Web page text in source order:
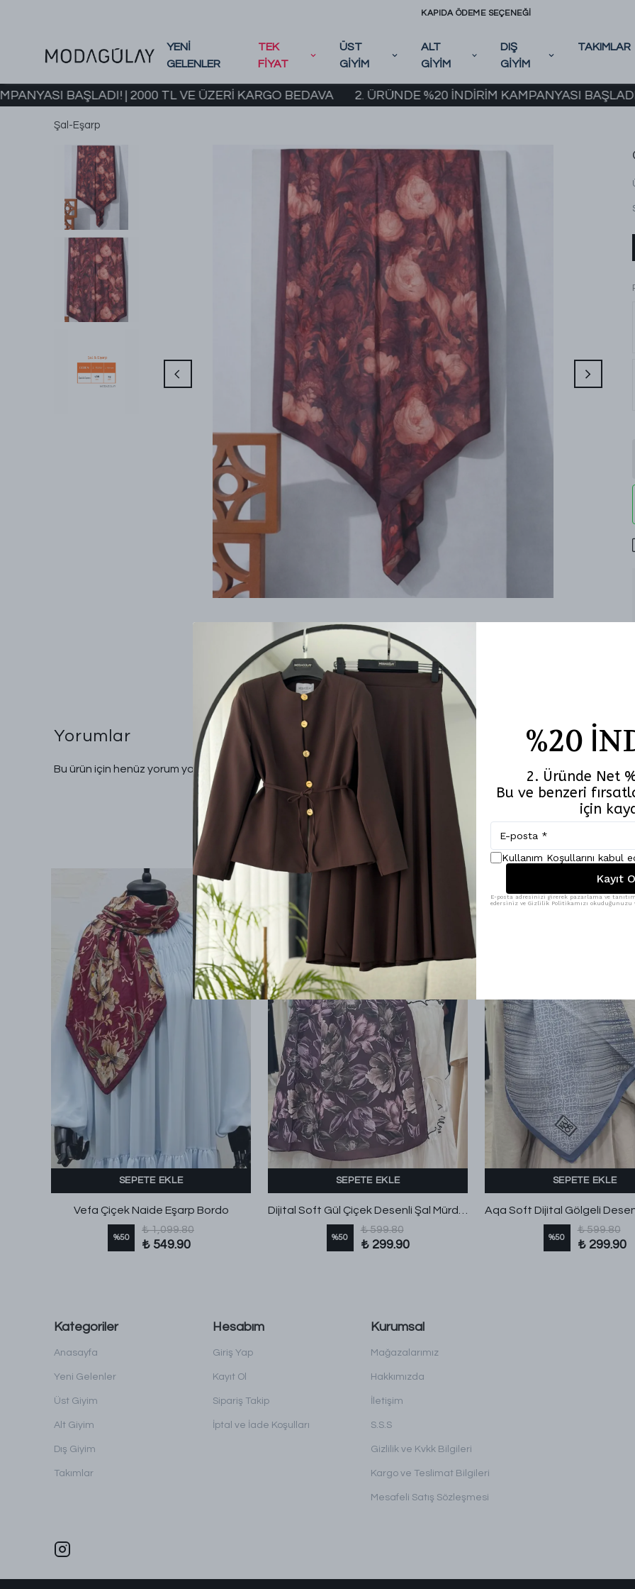
KAPIDA ÖDEME SEÇENEĞİ
YENİ
GELENLER
TEK
FİYAT
ÜST
GİYİM
ALT
GİYİM
DIŞ
GİYİM
TAKIMLAR
BAŞLADI! | 2000 TL VE ÜZERİ KARGO BEDAVA 2. ÜRÜNDE %20 İNDİRİM KAMPANYASI BAŞLADI! | 2000
Şal-Eşarp
Yorumlar
Bu ürün için henüz yorum yapılmamış.
Benzer Ürünler
SEPETE EKLE
Vefa Çiçek Naide Eşarp Bordo
%50
₺ 1,099.80
₺ 549.90
SEPETE EKLE
Dijital Soft Gül Çiçek Desenli Şal Mürdüm
%50
₺ 599.80
₺ 299.90
SEPETE EKLE
%50
₺ 599.80
₺ 299.90
Kategoriler
Anasayfa
Yeni Gelenler
Üst Giyim
Alt Giyim
Dış Giyim
Takımlar
Hesabım
Giriş Yap
Kayıt Ol
Sipariş Takip
İptal ve İade Koşulları
Kurumsal
Mağazalarımız
Hakkımızda
İletişim
S.S.S
Gizlilik ve Kvkk Bilgileri
Kargo ve Teslimat Bilgileri
Mesafeli Satış Sözleşmesi
%20
2. Üründe Net
Bu ve benzeri
için
Kullanım Koşullarını kabul
Kayıt
E-posta adresinizi girerek pazarlama ve
edersiniz ve Gizlilik Politikamızı okuduğunuzu